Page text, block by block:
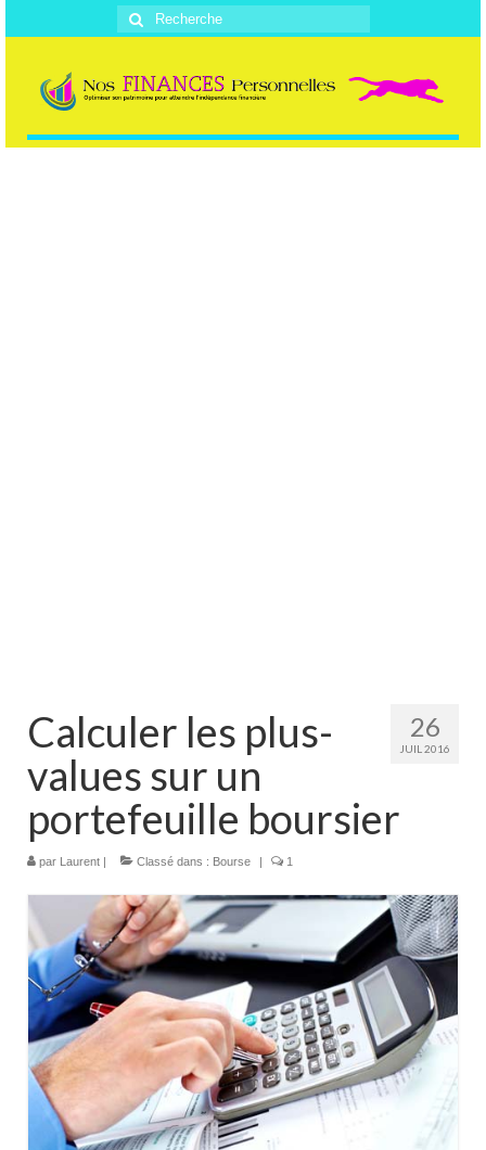
Rechercher
:
26
JUIL 2016
Calculer les plus-
values sur un
portefeuille boursier
par Laurent | Classé dans : Bourse | 1